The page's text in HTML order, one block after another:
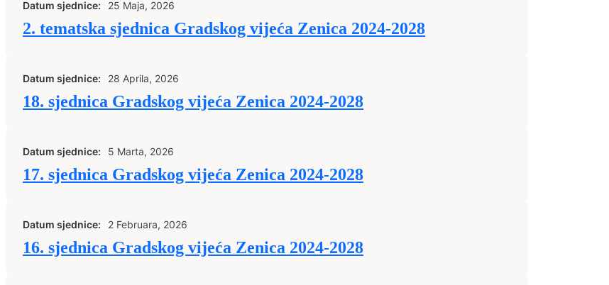
Datum sjednice: 25 Maja, 2026
2. tematska sjednica Gradskog vijeća Zenica 2024-2028
Datum sjednice: 28 Aprila, 2026
18. sjednica Gradskog vijeća Zenica 2024-2028
Datum sjednice: 5 Marta, 2026
17. sjednica Gradskog vijeća Zenica 2024-2028
Datum sjednice: 2 Februara, 2026
16. sjednica Gradskog vijeća Zenica 2024-2028